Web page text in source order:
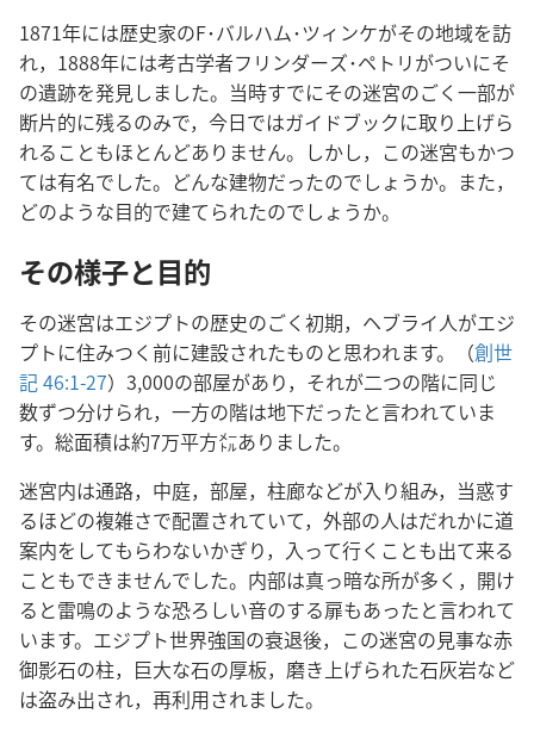
1871年には歴史家のF･バルハム･ツィンケがその地域を訪
れ，1888年には考古学者フリンダーズ･ペトリがついにそ
の遺跡を発見しました。当時すでにその迷宮のごく一部が
断片的に残るのみで，今日ではガイドブックに取り上げら
れることもほとんどありません。しかし，この迷宮もかつ
ては有名でした。どんな建物だったのでしょうか。また，
どのような目的で建てられたのでしょうか。
その様子と目的
その迷宮はエジプトの歴史のごく初期，ヘブライ人がエジ
プトに住みつく前に建設されたものと思われます。（創世
記 46:1-27）3,000の部屋があり，それが二つの階に同じ
数ずつ分けられ，一方の階は地下だったと言われていま
す。総面積は約7万平方㍍ありました。
迷宮内は通路，中庭，部屋，柱廊などが入り組み，当惑す
るほどの複雑さで配置されていて，外部の人はだれかに道
案内をしてもらわないかぎり，入って行くことも出て来る
こともできませんでした。内部は真っ暗な所が多く，開け
ると雷鳴のような恐ろしい音のする扉もあったと言われて
います。エジプト世界強国の衰退後，この迷宮の見事な赤
御影石の柱，巨大な石の厚板，磨き上げられた石灰岩など
は盗み出され，再利用されました。